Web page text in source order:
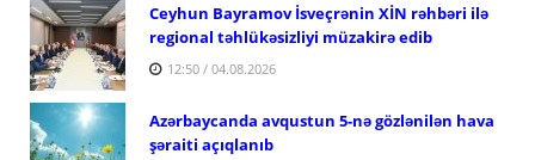
Ceyhun Bayramov İsveçrənin XİN rəhbəri ilə
regional təhlükəsizliyi müzakirə edib
12:50 / 04.08.2026
Azərbaycanda avqustun 5-nə gözlənilən hava
şəraiti açıqlanıb